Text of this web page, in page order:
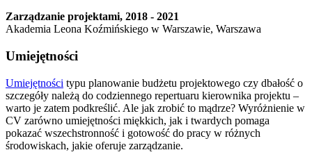
Zarządzanie projektami, 2018 - 2021
Akademia Leona Koźmińskiego w Warszawie, Warszawa
Umiejętności
Umiejętności typu planowanie budżetu projektowego czy dbałość o
szczegóły należą do codziennego repertuaru kierownika projektu –
warto je zatem podkreślić. Ale jak zrobić to mądrze? Wyróżnienie w
CV zarówno umiejętności miękkich, jak i twardych pomaga
pokazać wszechstronność i gotowość do pracy w różnych
środowiskach, jakie oferuje zarządzanie.